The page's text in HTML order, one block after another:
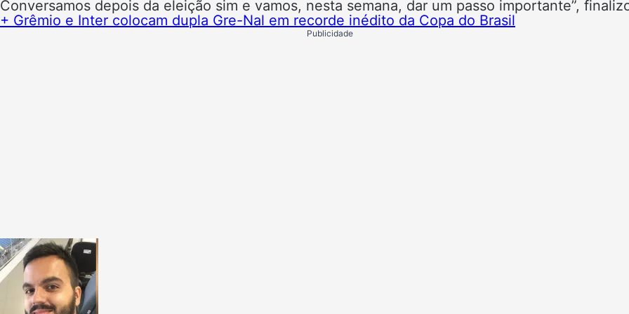
Conversamos depois da eleição sim e vamos, nesta semana, dar um passo importante”,
+ Grêmio e Inter colocam dupla Gre-Nal em recorde inédito da Copa do Brasil
Publicidade